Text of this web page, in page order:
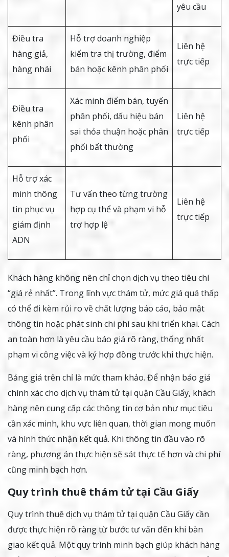
yêu cầu
Điều tra
hàng giả,
hàng nhái
Hỗ trợ doanh nghiệp
kiểm tra thị trường, điểm
bán hoặc kênh phân phối
Liên hệ
trực tiếp
Điều tra
kênh phân
phối
Xác minh điểm bán, tuyến
phân phối, dấu hiệu bán
sai thỏa thuận hoặc phân
phối bất thường
Liên hệ
trực tiếp
Hỗ trợ xác
minh thông
tin phục vụ
giám định
ADN
Tư vấn theo từng trường
hợp cụ thể và phạm vi hỗ
trợ hợp lệ
Liên hệ
trực tiếp
Khách hàng không nên chỉ chọn dịch vụ theo tiêu chí
“giá rẻ nhất”. Trong lĩnh vực thám tử, mức giá quá thấp
có thể đi kèm rủi ro về chất lượng báo cáo, bảo mật
thông tin hoặc phát sinh chi phí sau khi triển khai. Cách
an toàn hơn là yêu cầu báo giá rõ ràng, thống nhất
phạm vi công việc và ký hợp đồng trước khi thực hiện.
Bảng giá trên chỉ là mức tham khảo. Để nhận báo giá
chính xác cho dịch vụ thám tử tại quận Cầu Giấy, khách
hàng nên cung cấp các thông tin cơ bản như mục tiêu
cần xác minh, khu vực liên quan, thời gian mong muốn
và hình thức nhận kết quả. Khi thông tin đầu vào rõ
ràng, phương án thực hiện sẽ sát thực tế hơn và chi phí
cũng minh bạch hơn.
Quy trình thuê thám tử tại Cầu Giấy
Quy trình thuê dịch vụ thám tử tại quận Cầu Giấy cần
được thực hiện rõ ràng từ bước tư vấn đến khi bàn
giao kết quả. Một quy trình minh bạch giúp khách hàng